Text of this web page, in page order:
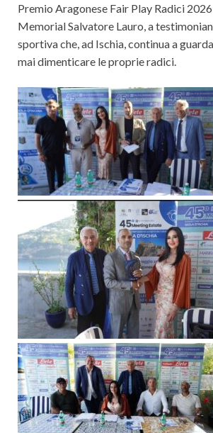
Premio Aragonese Fair Play Radici
Memorial Salvatore Lauro, a
sportiva che, ad Ischia, continua a
mai dimenticare le proprie radici.